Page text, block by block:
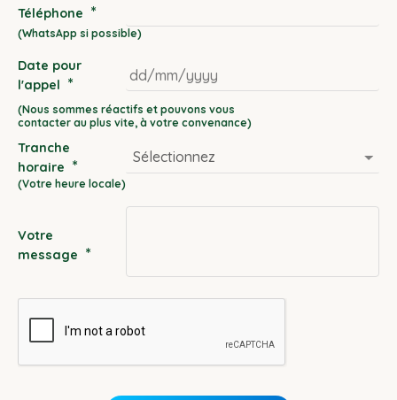
Téléphone *
Date pour
l'appel *
DD
slash
MM
slash
Tranche
horaire *
Votre
message *